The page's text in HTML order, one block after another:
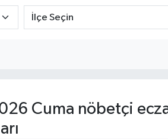
Cuma nöbetçi